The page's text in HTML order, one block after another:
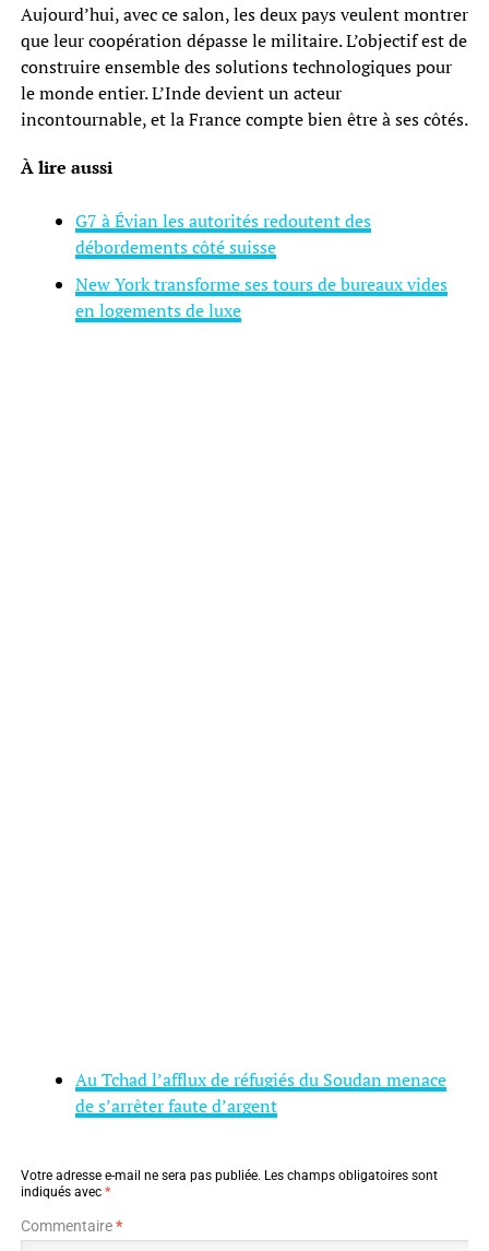
Aujourd’hui, avec ce salon, les deux pays veulent montrer
que leur coopération dépasse le militaire. L’objectif est de
construire ensemble des solutions technologiques pour
le monde entier. L’Inde devient un acteur
incontournable, et la France compte bien être à ses côtés.
À lire aussi
G7 à Évian les autorités redoutent des
débordements côté suisse
New York transforme ses tours de bureaux vides
en logements de luxe
Au Tchad l’afflux de réfugiés du Soudan menace
de s’arrêter faute d’argent
Votre adresse e-mail ne sera pas publiée. Les champs obligatoires sont
indiqués avec *
Commentaire*